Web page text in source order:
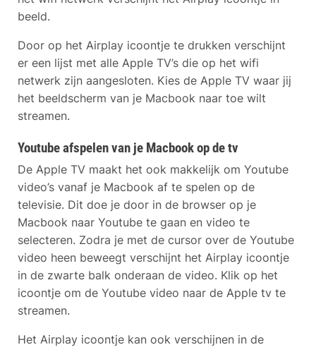
beeld.
Door op het Airplay icoontje te drukken verschijnt
er een lijst met alle Apple TV’s die op het wifi
netwerk zijn aangesloten. Kies de Apple TV waar jij
het beeldscherm van je Macbook naar toe wilt
streamen.
Youtube afspelen van je Macbook op de tv
De Apple TV maakt het ook makkelijk om Youtube
video’s vanaf je Macbook af te spelen op de
televisie. Dit doe je door in de browser op je
Macbook naar Youtube te gaan en video te
selecteren. Zodra je met de cursor over de Youtube
video heen beweegt verschijnt het Airplay icoontje
in de zwarte balk onderaan de video. Klik op het
icoontje om de Youtube video naar de Apple tv te
streamen.
Het Airplay icoontje kan ook verschijnen in de